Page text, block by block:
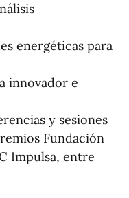
energéticas para
innovador e
y sesiones
Fundación
Impulsa, entre